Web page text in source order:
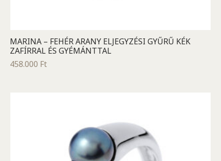
MARINA – FEHÉR ARANY ELJEGYZÉSI GYŰRŰ KÉK
ZAFÍRRAL ÉS GYÉMÁNTTAL
458.000 Ft